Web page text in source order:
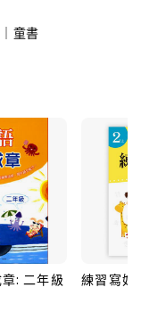
童書
: 二年級 練習寫好